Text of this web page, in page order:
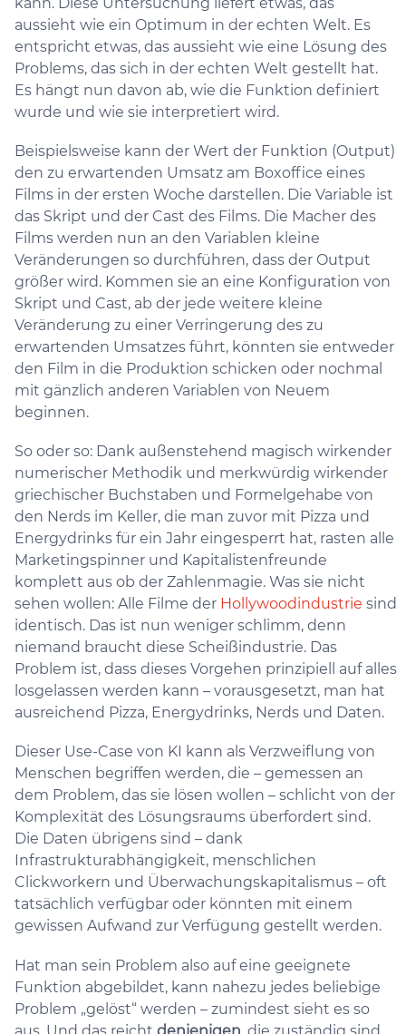
aussieht wie ein Optimum in der echten Welt. Es
entspricht etwas, das aussieht wie eine Lösung des
Problems, das sich in der echten Welt gestellt hat.
Es hängt nun davon ab, wie die Funktion definiert
wurde und wie sie interpretiert wird.
Beispielsweise kann der Wert der Funktion (Output)
den zu erwartenden Umsatz am Boxoffice eines
Films in der ersten Woche darstellen. Die Variable ist
das Skript und der Cast des Films. Die Macher des
Films werden nun an den Variablen kleine
Veränderungen so durchführen, dass der Output
größer wird. Kommen sie an eine Konfiguration von
Skript und Cast, ab der jede weitere kleine
Veränderung zu einer Verringerung des zu
erwartenden Umsatzes führt, könnten sie entweder
den Film in die Produktion schicken oder nochmal
mit gänzlich anderen Variablen von Neuem
beginnen.
So oder so: Dank außenstehend magisch wirkender
numerischer Methodik und merkwürdig wirkender
griechischer Buchstaben und Formelgehabe von
den Nerds im Keller, die man zuvor mit Pizza und
Energydrinks für ein Jahr eingesperrt hat, rasten alle
Marketingspinner und Kapitalistenfreunde
komplett aus ob der Zahlenmagie. Was sie nicht
sehen wollen: Alle Filme der Hollywoodindustrie sind
identisch. Das ist nun weniger schlimm, denn
niemand braucht diese Scheißindustrie. Das
Problem ist, dass dieses Vorgehen prinzipiell auf alles
losgelassen werden kann – vorausgesetzt, man hat
ausreichend Pizza, Energydrinks, Nerds und Daten.
Dieser Use-Case von KI kann als Verzweiflung von
Menschen begriffen werden, die – gemessen an
dem Problem, das sie lösen wollen – schlicht von der
Komplexität des Lösungsraums überfordert sind.
Die Daten übrigens sind – dank
Infrastrukturabhängigkeit, menschlichen
Clickworkern und Überwachungskapitalismus – oft
tatsächlich verfügbar oder könnten mit einem
gewissen Aufwand zur Verfügung gestellt werden.
Hat man sein Problem also auf eine geeignete
Funktion abgebildet, kann nahezu jedes beliebige
Problem „gelöst“ werden – zumindest sieht es so
aus. Und das reicht denjenigen, die zuständig sind.